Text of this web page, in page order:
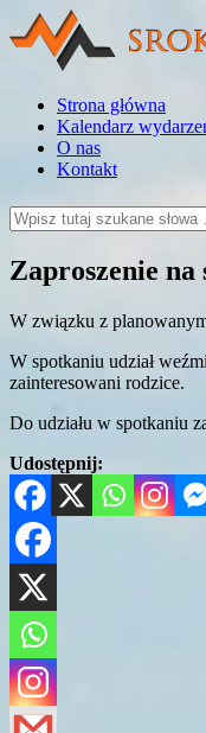
Strona główna
Kalendarz
O nas
Kontakt
Zaproszenie na
W związku z
W spotkaniu udział
zainteresowani rodzice.
Do udziału w spotkaniu
Udostępnij: